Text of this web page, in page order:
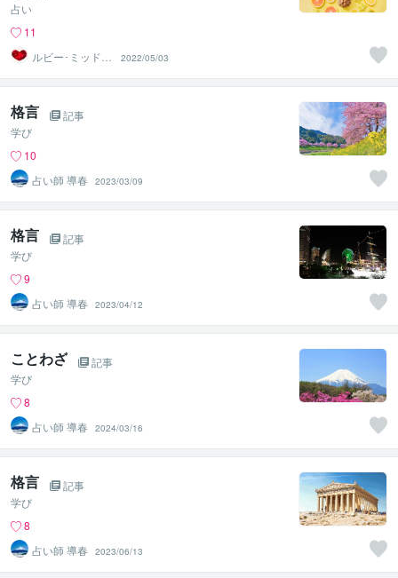
占い
11
ルビー･ミッドナ
イト
2022/05/03
格言
記事
学び
10
占い師 導春
2023/03/09
格言
記事
学び
9
占い師 導春
2023/04/12
ことわざ
記事
学び
8
占い師 導春
2024/03/16
格言
記事
学び
8
占い師 導春
2023/06/13